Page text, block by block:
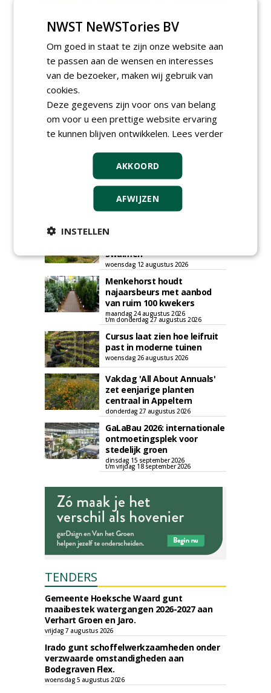
GREEN OUTLET
Iedereen kan gratis kleine advertenties
plaatsen via zijn eigen account.
Plaats een gratis advertentie
AGENDA
Roadshow over
Swalmen
woensdag 12 augustus 2026
Menkehorst houdt
najaarsbeurs met aanbod
van ruim 100 kwekers
maandag 24 augustus 2026
t/m donderdag 27 augustus 2026
Cursus laat zien hoe leifruit
past in moderne tuinen
woensdag 26 augustus 2026
Vakdag 'All About Annuals'
zet eenjarige planten
centraal in Appeltern
donderdag 27 augustus 2026
GaLaBau 2026: internationale
ontmoetingsplek voor
stedelijk groen
dinsdag 15 september 2026
t/m vrijdag 18 september 2026
TENDERS
Gemeente Hoeksche Waard gunt
maaibestek watergangen 2026-2027 aan
Verhart Groen en Jaro.
vrijdag 7 augustus 2026
Irado gunt schoffelwerkzaamheden onder
verzwaarde omstandigheden aan
Bodegraven Flex.
woensdag 5 augustus 2026
NWST NeWSTories BV
Om goed in staat te zijn onze website aan
te passen aan de wensen en interesses
van de bezoeker, maken wij gebruik van
cookies.
Deze gegevens zijn voor ons van belang
om voor u een prettige website ervaring
te kunnen blijven ontwikkelen. Lees verder
AKKOORD
AFWIJZEN
INSTELLEN